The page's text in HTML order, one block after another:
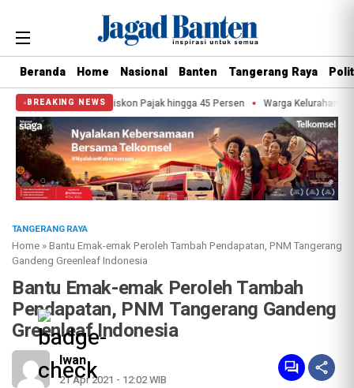
Beranda Home Nasional Banten Tangerang Raya
BREAKING NEWS
Diskon Pajak hingga 45 Persen Warga Kelurahan Cipondoh
TANGERANG RAYA
Home »Bantu Emak-emak Peroleh Tambah Pendapatan, PNM Tangerang
Gandeng Greenleaf Indonesia
Bantu Emak-emak Peroleh Tambah
Pendapatan, PNM Tangerang Gandeng
Greenleaf Indonesia
Iwan
21 Apr 2021 - 12:02 WIB